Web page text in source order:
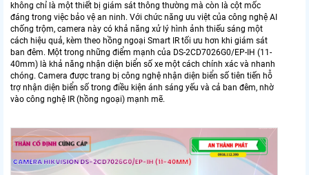
không chỉ là một thiết bị giám sát thông thường mà còn là cột mốc
đáng trong việc bảo vệ an ninh. Với chức năng ưu việt của công nghệ AI
chống trộm, camera này có khả năng xử lý hình ảnh thiếu sáng một
cách hiệu quả, kèm theo hồng ngoại Smart IR tối ưu hơn khi giám sát
ban đêm. Một trong những điểm mạnh của DS-2CD7026G0/EP-IH (11-
40mm) là khả năng nhận diện biển số xe một cách chính xác và nhanh
chóng. Camera được trang bị công nghệ nhận diện biển số tiên tiến hỗ
trợ nhận diện biển số trong điều kiện ánh sáng yếu và cả ban đêm, nhờ
vào công nghệ IR (hồng ngoại) mạnh mẽ.